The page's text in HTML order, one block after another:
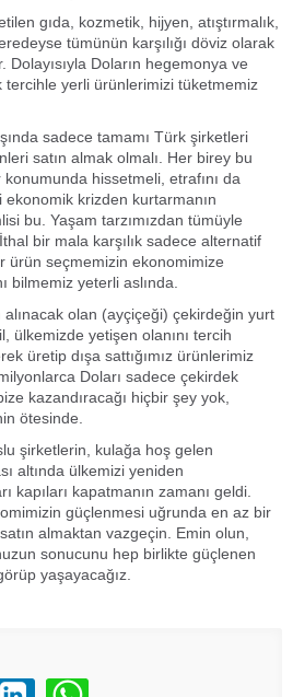
gıda, kozmetik, hijyen, atıştırmalık,
tümünün karşılığı döviz olarak
Dolayısıyla Doların hegemonya ve
yerli ürünlerimizi tüketmemiz
sadece tamamı Türk şirketleri
satın almak olmalı. Her birey bu
hissetmeli, etrafını da
krizden kurtarmanın
bu. Yaşam tarzımızdan tümüyle
bir mala karşılık sadece alternatif
ürün seçmemizin ekonomimize
bilmemiz yeterli aslında.
olan (ayçiçeği) çekirdeğin yurt
ülkemizde yetişen olanını tercih
üretip dışa sattığımız ürünlerimiz
milyonlarca Doları sadece çekirdek
kazandıracağı hiçbir şey yok,
ötesinde.
şirketlerin, kulağa hoş gelen
altında ülkemizi yeniden
kapıları kapatmanın zamanı geldi.
güçlenmesi uğrunda en az bir
almaktan vazgeçin. Emin olun,
sonucunu hep birlikte güçlenen
yaşayacağız.